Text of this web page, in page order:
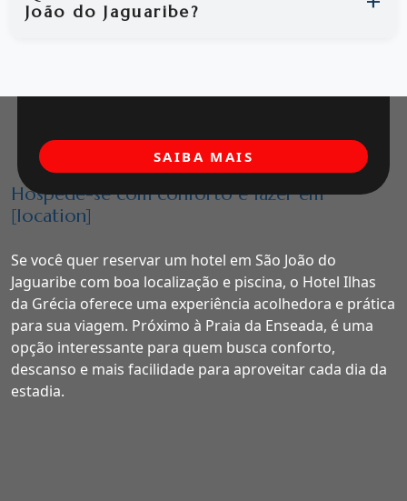
João do Jaguaribe?
Hospede-se com conforto e lazer em
[location]
Se você quer reservar um hotel em São João do
Jaguaribe com boa localização e piscina, o Hotel Ilhas
da Grécia oferece uma experiência acolhedora e prática
para sua viagem. Próximo à Praia da Enseada, é uma
opção interessante para quem busca conforto,
descanso e mais facilidade para aproveitar cada dia da
estadia.
SAIBA MAIS